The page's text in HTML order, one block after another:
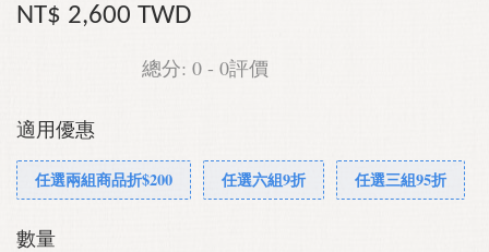
NT$ 2,600 TWD
總分: 0 - 0評價
適用優惠
任選兩組商品折$200 任選六組9折 任選三組95折
數量